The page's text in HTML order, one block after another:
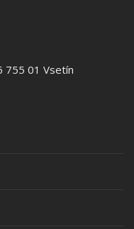
755 01 Vsetín